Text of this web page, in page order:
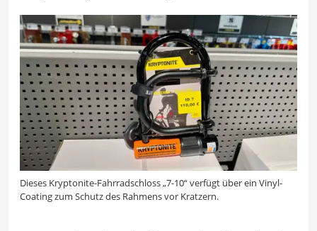
Dieses Kryptonite-Fahrradschloss „7-10“ verfügt über ein Vinyl-
Coating zum Schutz des Rahmens vor Kratzern.